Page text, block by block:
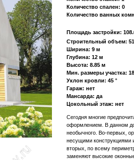
Количество спален: 0
Количество ванных
Площадь застройки:
Строительный объем:
Ширина: 9 м
Глубина: 12 м
Высота: 8.85 м
Мин. размеры участка:
Уклон кровли: 45 °
Гараж: нет
Мансарда: да
Цокольный этаж: нет
Сегодня многие
оформлением. В данном
необычного. Во-первых,
несущими конструкциями
вторых, по всему
заменяют высокие